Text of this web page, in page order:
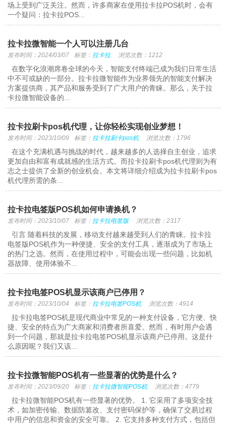
场上受到广泛关注。然而，许多商家在使用拉卡拉POS机时，会有
一个疑问：拉卡拉POS...
拉卡拉微智能一个人可以注册几台
发布时间：2024/03/07 标签： 拉卡拉 浏览次数：1212
在数字化浪潮席卷全球的今天，智能支付终端已成为我们日常生活
中不可或缺的一部分。拉卡拉微智能作为业界领先的智能支付解决
方案提供商，其产品和服务受到了广大用户的青睐。那么，关于拉
卡拉微智能设备的...
拉卡拉刷卡pos机代理，让你轻松实现创业梦想！
发布时间：2023/10/09 标签： 拉卡拉刷卡pos机 浏览次数：1796
在这个充满机遇与挑战的时代，越来越多的人选择自主创业，追求
更加自由和富有成就感的生活方式。而拉卡拉刷卡pos机代理则为有
志之士提供了全新的创业机会。本文将详细介绍成为拉卡拉刷卡pos
机代理所需的条...
拉卡拉电签版POS机如何申请换机？
发布时间：2023/10/07 标签： 拉卡拉电签版 浏览次数：2317
引言 随着科技的发展，移动支付越来越受到人们的青睐。拉卡拉
电签版POS机作为一种便捷、安全的支付工具，逐渐成为了市场上
的热门之选。然而，在使用过程中，可能会出现一些问题，比如机
器故障、使用体验不...
拉卡拉电签POS机显示该商户已停用？
发布时间：2023/10/04 标签： 拉卡拉电签POS机 浏览次数：4914
拉卡拉电签POS机是现代商业中常见的一种支付设备，它方便、快
捷、安全的特点为广大商家和消费者所喜爱。然而，有时用户会遇
到一个问题，那就是拉卡拉电签POS机显示该商户已停用。这是什
么原因呢？我们又该...
拉卡拉微智能POS机有一些显著的优势是什么？
发布时间：2023/09/20 标签： 拉卡拉微智能POS机 浏览次数：4779
拉卡拉微智能POS机有一些显著的优势。 1. 它采用了多项安全技
术，如加密传输、数据防篡改、支付密码保护等，确保了交易过程
中用户的信息和资金的安全可靠。 2. 它支持多种支付方式，包括但